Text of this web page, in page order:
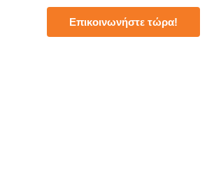
Επικοινωνήστε τώρα!